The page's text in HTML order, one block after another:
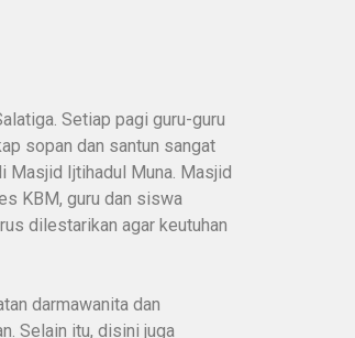
Setiap pagi guru-guru
sopan dan santun sangat
Masjid Ijtihadul Muna. Masjid
KBM, guru dan siswa
dilestarikan agar keutuhan
darmawanita dan
Selain itu, disini juga